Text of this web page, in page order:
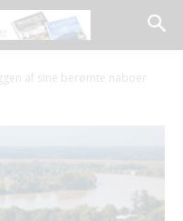
af sine berømte naboer